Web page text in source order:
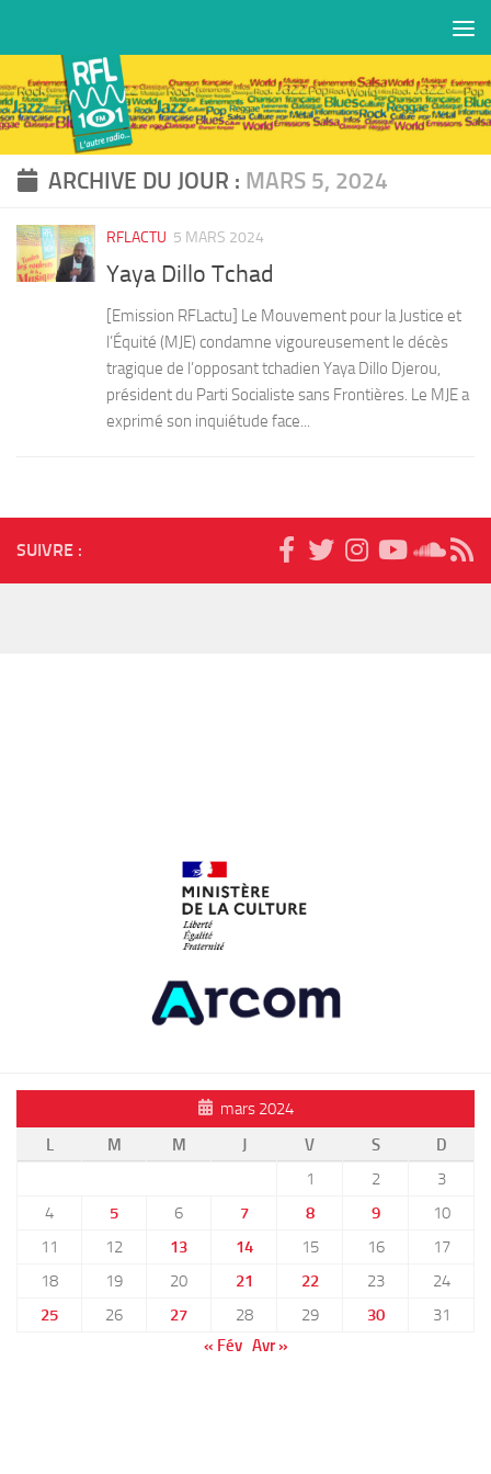
ARCHIVE DU JOUR : MARS 5, 2024
RFLACTU 5 MARS 2024
Yaya Dillo Tchad
[Emission RFLactu] Le Mouvement pour la Justice et
l’Équité (MJE) condamne vigoureusement le décès
tragique de l’opposant tchadien Yaya Dillo Djerou,
président du Parti Socialiste sans Frontières. Le MJE a
exprimé son inquiétude face...
SUIVRE :
mars 2024
L
M M J V S
D
1
2
3
4
5 6 7 8 9
10
11
12 13 14 15 16
17
18
19 20 21 22 23
24
25
26 27 28 29 30
31
« Fév Avr »